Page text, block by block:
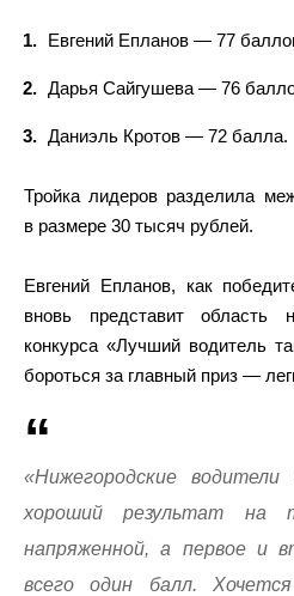
Евгений Епланов — 77
Дарья Сайгушева — 76
Даниэль Кротов — 72 балла.
Тройка лидеров разделила
в размере 30 тысяч рублей.
Евгений Епланов, как
вновь представит область
конкурса «Лучший водитель
бороться за главный приз —
«Нижегородские водители
хороший результат на
напряженной, а первое и
всего один балл.